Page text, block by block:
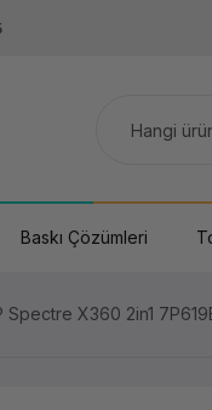
Baskı Çözümleri
Spectre X360 2in1